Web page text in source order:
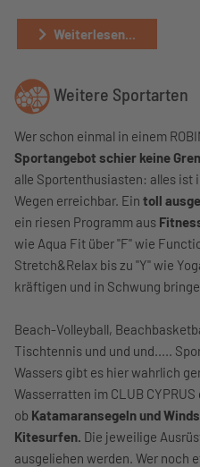
Weiterlesen...
Weitere Sportarten
Wer schon einmal in einem
Sportangebot schier keine
alle Sportenthusiasten: alles ist
Wegen erreichbar. Ein toll
ein riesen Programm aus
wie Aqua Fit über "F" wie
Stretch&Relax bis zu "Y" wie
kräftigen und in Schwung
Beach-Volleyball,
Tischtennis und und und.....
Wassers gibt es hier wahrlich
Wasserratten im CLUB
ob Katamaransegeln und
Kitesurfen. Die jeweilige
ausgeliehen werden. Wer noch